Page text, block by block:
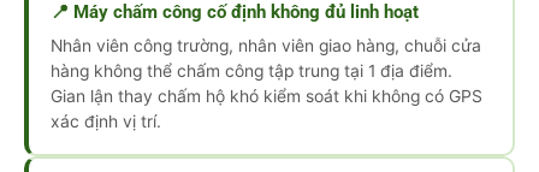
📍 Máy chấm công cố định không đủ linh hoạt
Nhân viên công trường, nhân viên giao hàng, chuỗi cửa
hàng không thể chấm công tập trung tại 1 địa điểm.
Gian lận thay chấm hộ khó kiểm soát khi không có GPS
xác định vị trí.